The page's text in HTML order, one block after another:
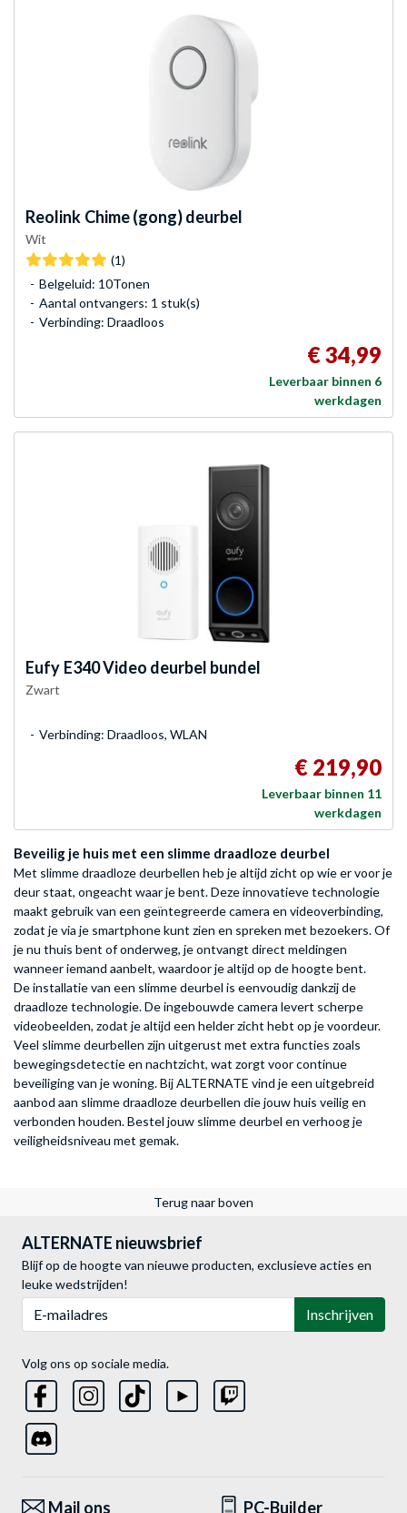
Reolink Chime (gong) deurbel
Wit
(1)
Belgeluid: 10Tonen
Aantal ontvangers: 1 stuk(s)
Verbinding: Draadloos
€ 34,99
Leverbaar binnen 6
werkdagen
Eufy E340 Video deurbel bundel
Zwart
Verbinding: Draadloos, WLAN
€ 219,90
Leverbaar binnen 11
werkdagen
Beveilig je huis met een slimme draadloze deurbel
Met slimme draadloze deurbellen heb je altijd zicht op wie er voor je
deur staat, ongeacht waar je bent. Deze innovatieve technologie
maakt gebruik van een geïntegreerde camera en videoverbinding,
zodat je via je smartphone kunt zien en spreken met bezoekers. Of
je nu thuis bent of onderweg, je ontvangt direct meldingen
wanneer iemand aanbelt, waardoor je altijd op de hoogte bent.
De installatie van een slimme deurbel is eenvoudig dankzij de
draadloze technologie. De ingebouwde camera levert scherpe
videobeelden, zodat je altijd een helder zicht hebt op je voordeur.
Veel slimme deurbellen zijn uitgerust met extra functies zoals
bewegingsdetectie en nachtzicht, wat zorgt voor continue
beveiliging van je woning. Bij ALTERNATE vind je een uitgebreid
aanbod aan slimme draadloze deurbellen die jouw huis veilig en
verbonden houden. Bestel jouw slimme deurbel en verhoog je
veiligheidsniveau met gemak.
Terug naar boven
ALTERNATE nieuwsbrief
Blijf op de hoogte van nieuwe producten, exclusieve acties en
leuke wedstrijden!
Inschrijven
Volg ons op sociale media.
Mail ons PC-Builder